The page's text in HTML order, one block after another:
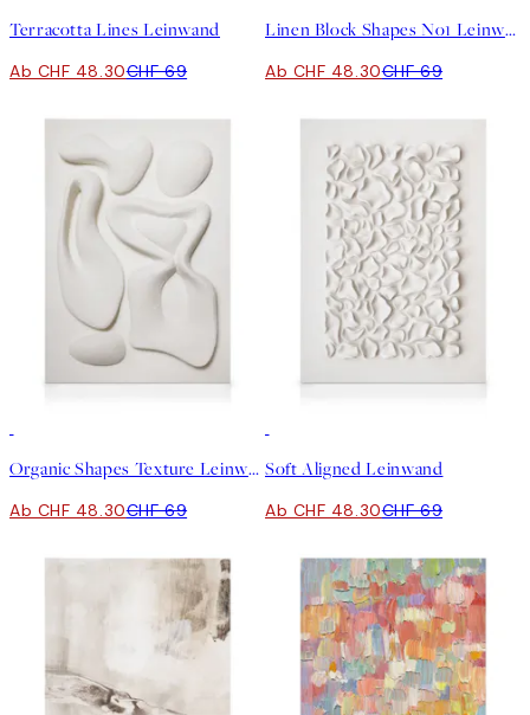
Terracotta Lines Leinwand
Ab CHF 48.30CHF 69
Linen Block Shapes No1 Leinwand
Ab CHF 48.30CHF 69
Organic Shapes Texture Leinwand
Ab CHF 48.30CHF 69
Soft Aligned Leinwand
Ab CHF 48.30CHF 69